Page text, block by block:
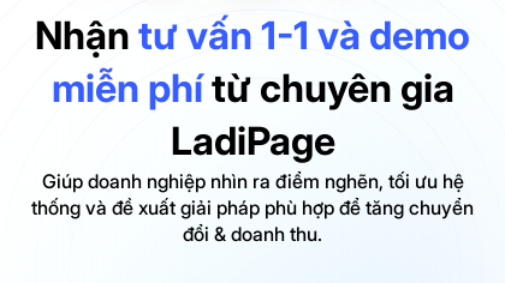
Giúp doanh nghiệp nhìn ra điểm nghẽn, tối ưu hệ
thống và đề xuất giải pháp phù hợp để tăng chuyển
đổi & doanh thu.
Nhận tư vấn 1-1 và demo
miễn phítừ chuyên gia
LadiPage